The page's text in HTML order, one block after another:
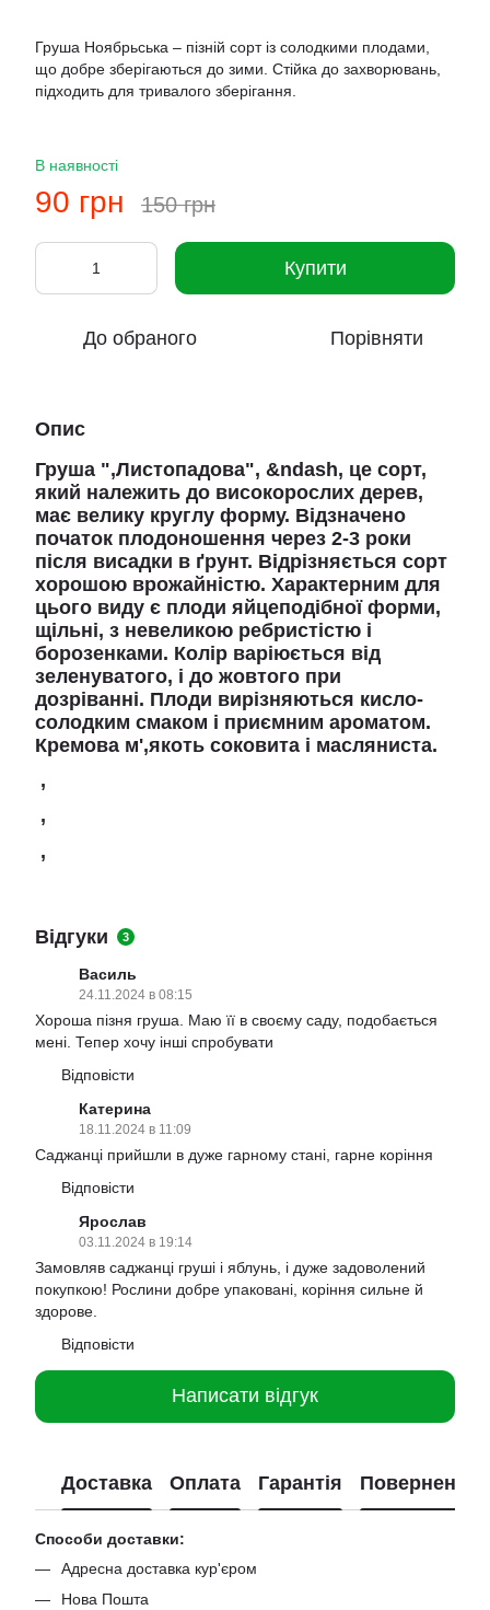
Груша Ноябрьська – пізній сорт із солодкими плодами,
що добре зберігаються до зими. Стійка до захворювань,
підходить для тривалого зберігання.
В наявності
90 грн 150 грн
Купити
До обраного Порівняти
Опис
Груша ",Листопадова", &ndash, це сорт,
який належить до високорослих дерев,
має велику круглу форму. Відзначено
початок плодоношення через 2-3 роки
після висадки в ґрунт. Відрізняється сорт
хорошою врожайністю. Характерним для
цього виду є плоди яйцеподібної форми,
щільні, з невеликою ребристістю і
борозенками. Колір варіюється від
зеленуватого, і до жовтого при
дозріванні. Плоди вирізняються кисло-
солодким смаком і приємним ароматом.
Кремова м',якоть соковита і масляниста.
,
,
,
Відгуки 3
Василь
24.11.2024 в 08:15
Хороша пізня груша. Маю її в своєму саду, подобається
мені. Тепер хочу інші спробувати
Відповісти
Катерина
18.11.2024 в 11:09
Саджанці прийшли в дуже гарному стані, гарне коріння
Відповісти
Ярослав
03.11.2024 в 19:14
Замовляв саджанці груші і яблунь, і дуже задоволений
покупкою! Рослини добре упаковані, коріння сильне й
здорове.
Відповісти
Написати відгук
Доставка Оплата Гарантія Повернення
Способи доставки:
Адресна доставка кур'єром
Нова Пошта